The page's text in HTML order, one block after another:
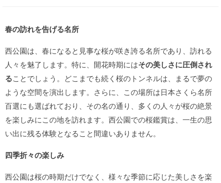
春の訪れを告げる名所
西公園は、春になると見事な桜が咲き誇る名所であり、訪れる
人々を魅了します。特に、開花時期にはその美しさに圧倒され
ることでしょう。どこまでも続く桜のトンネルは、まるで夢の
ような空間を演出します。さらに、この場所は日本さくら名所
百選にも選ばれており、その名の通り、多くの人々が桜の絶景
を楽しみにこの地を訪れます。西公園での桜鑑賞は、一生の思
い出に残る体験となること間違いありません。
四季折々の楽しみ
西公園は桜の時期だけでなく、様々な季節に応じた美しさを楽